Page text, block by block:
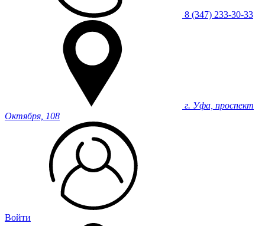
8 (347) 233-30-33
г. Уфа, проспект
Октября, 108
Войти